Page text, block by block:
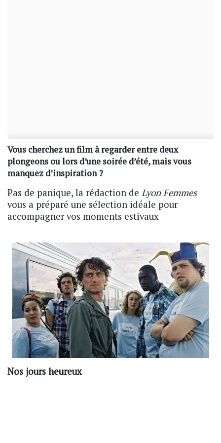
Vous cherchez un film à regarder entre deux
plongeons ou lors d’une soirée d’été, mais vous
manquez d’inspiration ?
Pas de panique, la rédaction de Lyon Femmes
vous a préparé une sélection idéale pour
accompagner vos moments estivaux
Nos jours heureux